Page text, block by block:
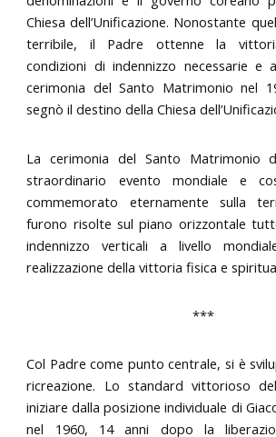
Chiesa dell’Unificazione. Nonostante
terribile, il Padre ottenne la
condizioni di indennizzo necessarie e
cerimonia del Santo Matrimonio nel
segnò il destino della Chiesa
La cerimonia del Santo Matrimonio
straordinario evento mondiale e
commemorato eternamente sulla
furono risolte sul piano orizzontale
indennizzo verticali a livello
realizzazione della vittoria fisica e
***
Col Padre come punto centrale, si è
ricreazione. Lo standard vittorioso
iniziare dalla posizione individuale di
nel 1960, 14 anni dopo la